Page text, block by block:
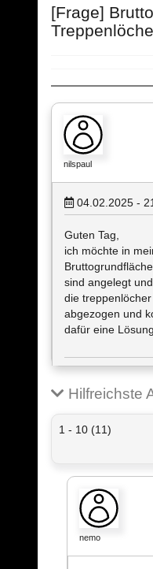
[Frage]
nilspaul
04.02.2025 -
Guten Tag,
ich möchte in
sind angelegt
die
abgezogen und
dafür eine
Hilfreichste
1 - 10 (11)
nemo